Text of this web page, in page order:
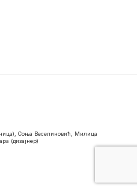
Соња Веселиновић, Милица
(дизајнер)